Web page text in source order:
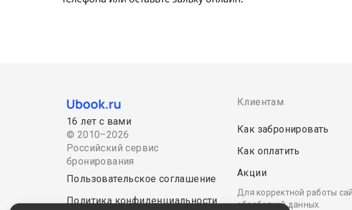
16 лет с вами
© 2010–2026
Российский сервис
бронирования
Пользовательское соглашение
Политика конфиденциальности
Клиентам
Как забронировать
Как оплатить
Акции
Для корректной работы
обработкой данных.